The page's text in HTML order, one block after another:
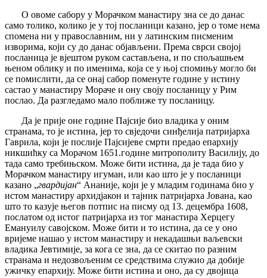
О овоме сабору у Морачком манастиру зна се до данас
само толико, колико је у тој посланици казано, јер о томе нема
спомена ни у православним, ни у латинским писменим
изворима, који су до данас објављени. Према сврси својој
посланица је вјештом руком састављена, и по спољашњем
њеном облику и по именима, која се у њој спомињу могло би
се помислити, да се онај сабор поменуте године у истину
састао у манастиру Мораче и ону своју посланицу у Рим
послао. Да разгледамо мало поближе ту посланицу.
Да је прије оне године Пајсије био владика у оним
странама, то је истина, јер то свједочи синђелија патријарха
Гаврила, који је послије Пајсијеве смрти предао епархију
никшићку са Морачом 1651.године митрополиту Василију, до
тада само требињском. Може бити истина, да је тада био у
Морачком манастиру игуман, или као што је у посланици
казано „гвардијан“ Ананије, који је у младим годинама био у
истом манастиру архидјакон и тајник патријарха Јована, као
што то казује његов потпис на писму од 13. децембра 1608,
послатом од истог патријарха из тог манастира Херцегу
Емануилу савојском. Може бити и то истина, да се у оно
вријеме нашао у истом манастиру и некадашњи ваљевски
владика Јевтимије, за кога се зна, да се скитао по разним
странама и недозвољеним се средствима служио да добије
ужичку епархију. Може бити истина и оно, да су двојица